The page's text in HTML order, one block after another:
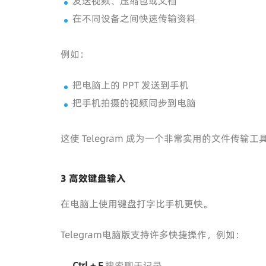
在不同设备之间快速传输资料
例如：
把电脑上的 PPT 发送到手机
把手机拍摄的视频同步到电脑
这使 Telegram 成为一个非常实用的文件传输工
3 高效键盘输入
在电脑上使用键盘打字比手机更快。
Telegram电脑版支持许多快捷操作，例如：